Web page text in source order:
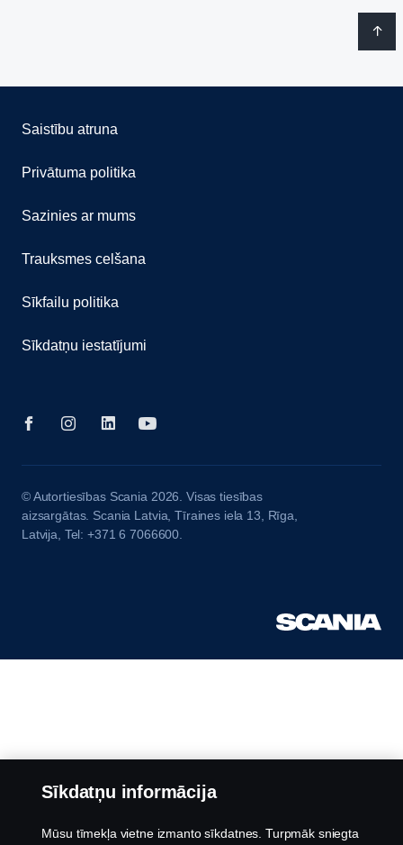
Saistību atruna
Privātuma politika
Sazinies ar mums
Trauksmes celšana
Sīkfailu politika
Sīkdatņu iestatījumi
© Autortiesības Scania 2026. Visas tiesības
aizsargātas. Scania Latvia, Tīraines iela 13, Rīga,
Latvija, Tel: +371 6 7066600.
Sīkdatņu informācija
Mūsu tīmekļa vietne izmanto sīkdatnes. Turpmāk sniegta